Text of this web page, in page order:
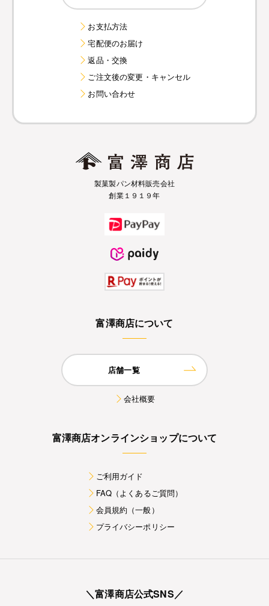
お支払方法
宅配便のお届け
返品・交換
ご注文後の変更・キャンセル
お問い合わせ
製菓製パン材料販売会社
創業１９１９年
富澤商店について
店舗一覧
会社概要
富澤商店オンラインショップについて
ご利用ガイド
FAQ（よくあるご質問）
会員規約（一般）
プライバシーポリシー
＼富澤商店公式SNS／